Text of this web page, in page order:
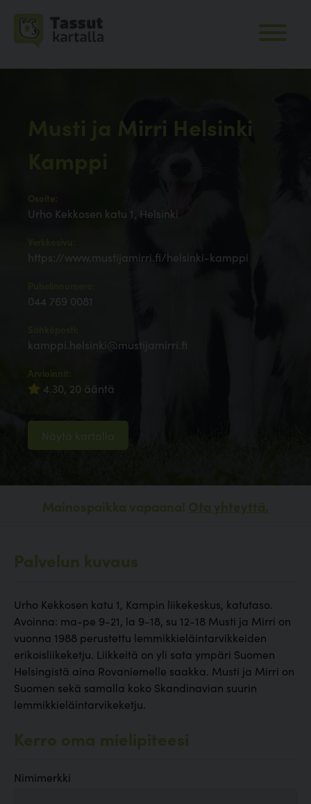
Musti ja Mirri Helsinki
Osoite:
Urho Kekkosen katu 1, Helsinki
https://www.mustijamirri.fi/helsinki-kamppi
044 769 0081
kamppi.helsinki@mustijamirri.fi
4.30, 20 ääntä
Näytä kartalla
Mainospaikka vapaana! Ota yhteyttä.
Palvelun kuvaus
Urho Kekkosen katu 1, Kampin liikekeskus, katutaso.
Avoinna: ma-pe 9-21, la 9-18, su 12-18 Musti ja Mirri on
vuonna 1988 perustettu lemmikkieläintarvikkeiden
erikoisliikeketju. Liikkeitä on yli sata ympäri Suomen
Helsingistä aina Rovaniemelle saakka. Musti ja Mirri on
Suomen sekä samalla koko Skandinavian suurin
lemmikkieläintarvikeketju.
Kerro oma mielipiteesi
Nimimerkki